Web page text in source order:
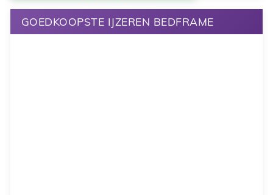
GOEDKOOPSTE IJZEREN BEDFRAME